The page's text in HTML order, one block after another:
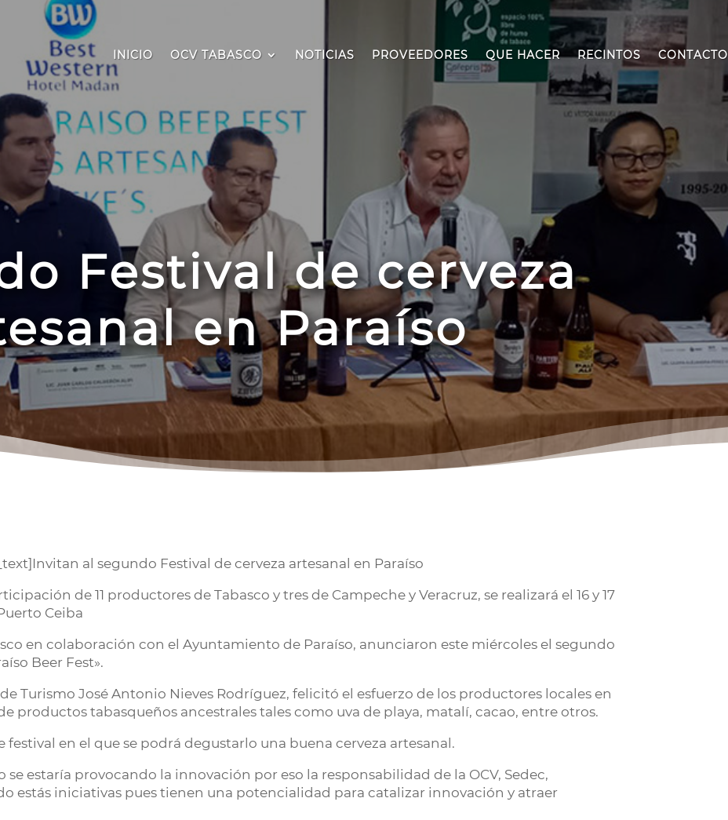
INICIO OCV TABASCO NOTICIAS PROVEEDORES QUE HACER RECINTOS CONTACTO
Festival de cerveza
en Paraíso
al segundo Festival de cerveza artesanal en Paraíso
de 11 productores de Tabasco y tres de Campeche y Veracruz, se realizará el 16 y 17
Ceiba
en colaboración con el Ayuntamiento de Paraíso, anunciaron este miércoles el segundo
Beer Fest».
Turismo José Antonio Nieves Rodríguez, felicitó el esfuerzo de los productores locales en
productos tabasqueños ancestrales tales como uva de playa, matalí, cacao, entre otros.
festival en el que se podrá degustarlo una buena cerveza artesanal.
se estaría provocando la innovación por eso la responsabilidad de la OCV, Sedec,
estás iniciativas pues tienen una potencialidad para catalizar innovación y atraer